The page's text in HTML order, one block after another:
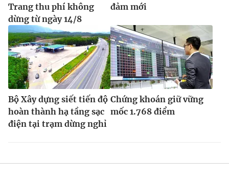
Trang thu phí không
dừng từ ngày 14/8
đảm mới
Bộ Xây dựng siết tiến độ
hoàn thành hạ tầng sạc
điện tại trạm dừng nghỉ
Chứng khoán giữ vững
mốc 1.768 điểm